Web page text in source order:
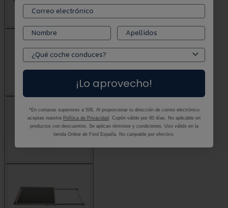
¡Lo aprovecho!
*En compras superiores a 50€. Al proporcionar tu dirección de correo electrónico
aceptas nuestra Política de Privacidad . Cupón válido por 60 días. No aplicable en
productos con descuentos. Se aplican términos y condiciones. Uso válido en la
tienda Online de Ford España. No canjeable por efectivo.